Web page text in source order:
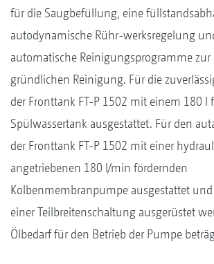
für die Saugbefüllung, eine
autodynamische Rühr-werksregelung
automatische Reinigungsprogramme
gründlichen Reinigung. Für die
der Fronttank FT-P 1502 mit einem 180 l
Spülwassertank ausgestattet. Für den
der Fronttank FT-P 1502 mit einer
angetriebenen 180 l/min fördernden
Kolbenmembranpumpe ausgestattet
einer Teilbreitenschaltung ausgerüstet
Ölbedarf für den Betrieb der Pumpe